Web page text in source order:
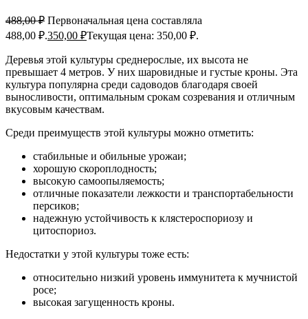
488,00₽ Первоначальная цена составляла
488,00 ₽.350,00 ₽Текущая цена: 350,00 ₽.
Деревья этой культуры среднерослые, их высота не
превышает 4 метров. У них шаровидные и густые кроны. Эта
культура популярна среди садоводов благодаря своей
выносливости, оптимальным срокам созревания и отличным
вкусовым качествам.
Среди преимуществ этой культуры можно отметить:
стабильные и обильные урожаи;
хорошую скороплодность;
высокую самоопыляемость;
отличные показатели лежкости и транспортабельности
персиков;
надежную устойчивость к клястероспориозу и
цитоспориоз.
Недостатки у этой культуры тоже есть:
относительно низкий уровень иммунитета к мучнистой
росе;
высокая загущенность кроны.